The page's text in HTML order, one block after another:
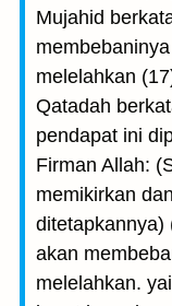
Mujahid
melelahkan
Qatadah
pendapat ini
Firman Allah:
memikirkan
ditetapkannya)
akan
melelahkan.